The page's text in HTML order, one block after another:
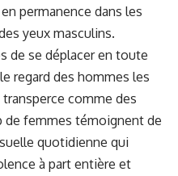
permanence dans les
yeux masculins.
de se déplacer en toute
regard des hommes les
comme des
de femmes témoignent de
quotidienne qui
à part entière et